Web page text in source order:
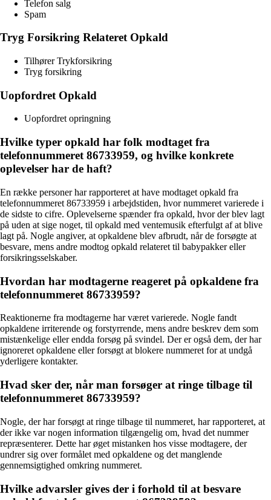
Telefon salg
Spam
Tryg Forsikring Relateret Opkald
Tilhører Trykforsikring
Tryg forsikring
Uopfordret Opkald
Uopfordret opringning
Hvilke typer opkald har folk modtaget fra
telefonnummeret 86733959, og hvilke konkrete
oplevelser har de haft?
En række personer har rapporteret at have modtaget opkald fra
telefonnummeret 86733959 i arbejdstiden, hvor nummeret varierede i
de sidste to cifre. Oplevelserne spænder fra opkald, hvor der blev lagt
på uden at sige noget, til opkald med ventemusik efterfulgt af at blive
lagt på. Nogle angiver, at opkaldene blev afbrudt, når de forsøgte at
besvare, mens andre modtog opkald relateret til babypakker eller
forsikringsselskaber.
Hvordan har modtagerne reageret på opkaldene fra
telefonnummeret 86733959?
Reaktionerne fra modtagerne har været varierede. Nogle fandt
opkaldene irriterende og forstyrrende, mens andre beskrev dem som
mistænkelige eller endda forsøg på svindel. Der er også dem, der har
ignoreret opkaldene eller forsøgt at blokere nummeret for at undgå
yderligere kontakter.
Hvad sker der, når man forsøger at ringe tilbage til
telefonnummeret 86733959?
Nogle, der har forsøgt at ringe tilbage til nummeret, har rapporteret, at
der ikke var nogen information tilgængelig om, hvad det nummer
repræsenterer. Dette har øget mistanken hos visse modtagere, der
undrer sig over formålet med opkaldene og det manglende
gennemsigtighed omkring nummeret.
Hvilke advarsler gives der i forhold til at besvare